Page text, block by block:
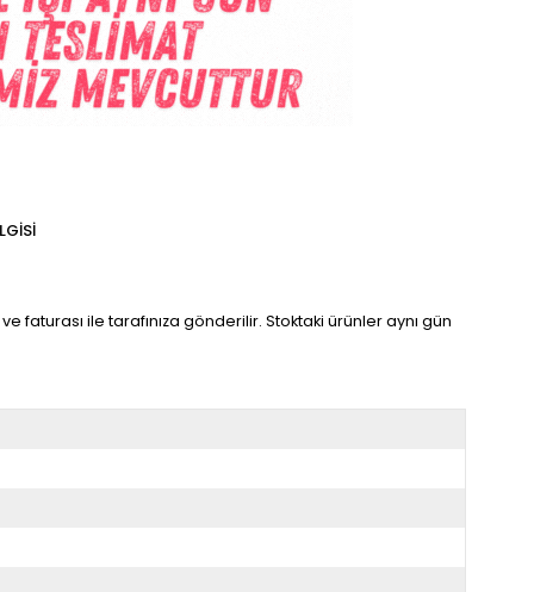
faturası ile tarafınıza gönderilir. Stoktaki ürünler aynı gün